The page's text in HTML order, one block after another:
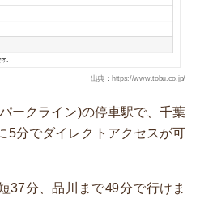
出典：https://www.tobu.co.jp/
ークライン)の停車駅で、千葉
5分でダイレクトアクセスが可
37分、品川まで49分で行けま